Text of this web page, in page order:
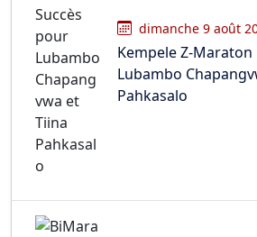
dimanche 9 août
Kempele Z-Maraton
Lubambo
Pahkasalo